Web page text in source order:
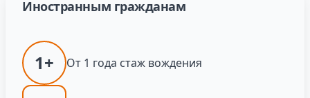
Иностранным гражданам
От 1 года стаж вождения
1+